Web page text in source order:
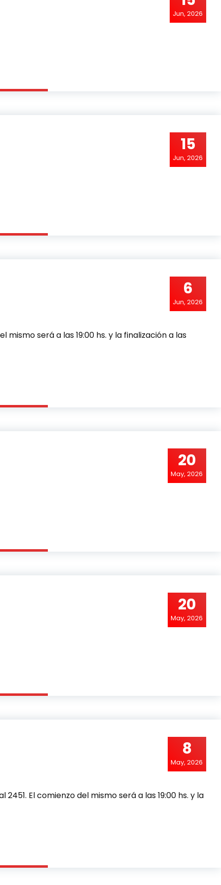
Jun, 2026
15
Jun, 2026
6
Jun, 2026
mismo será a las 19:00 hs. y la finalización a las
20
May, 2026
20
May, 2026
8
May, 2026
El comienzo del mismo será a las 19:00 hs. y la